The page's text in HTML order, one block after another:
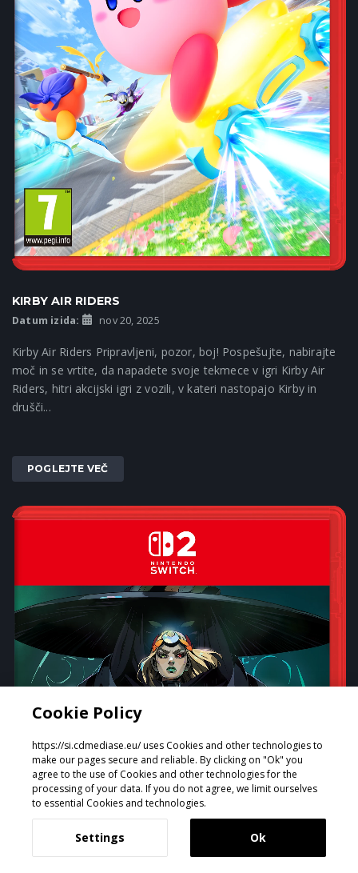
KIRBY AIR RIDERS
Datum izida: nov 20, 2025
Kirby Air Riders Pripravljeni, pozor, boj! Pospešujte, nabirajte
moč in se vrtite, da napadete svoje tekmece v igri Kirby Air
Riders, hitri akcijski igri z vozili, v kateri nastopajo Kirby in
drušči...
POGLEJTE VEČ
Cookie Policy
https://si.cdmediase.eu/ uses Cookies and other technologies to
make our pages secure and reliable. By clicking on "Ok" you
agree to the use of Cookies and other technologies for the
processing of your data. If you do not agree, we limit ourselves
to essential Cookies and technologies.
Settings Ok